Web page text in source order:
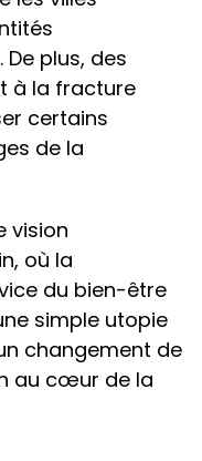
plus, des
à la fracture
certains
de la
vision
où la
du bien-être
simple utopie
changement de
au cœur de la